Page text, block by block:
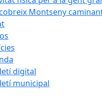
Montseny
digital
municipal